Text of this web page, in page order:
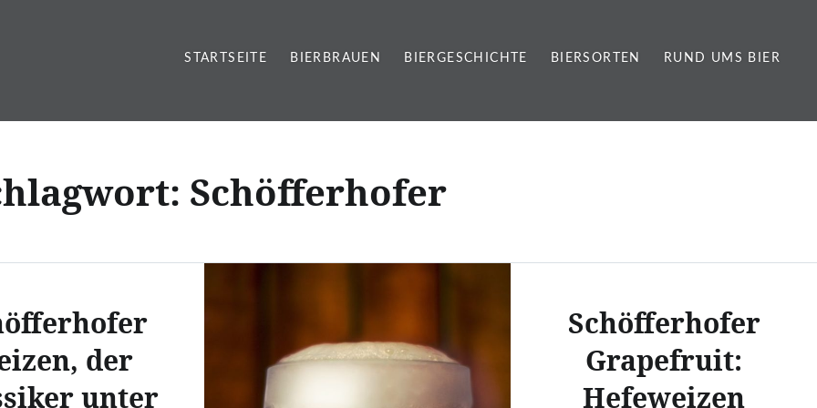
STARTSEITE BIERBRAUEN BIERGESCHICHTE BIERSORTEN RUND UMS BIER
Schöfferhofer
der
unter
Schöfferhofer
Grapefruit:
Hefeweizen